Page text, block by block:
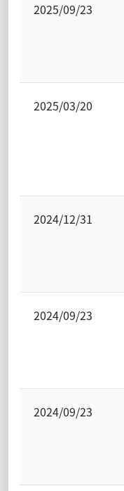
2025/09/23
2025/03/20
2024/12/31
2024/09/23
2024/09/23